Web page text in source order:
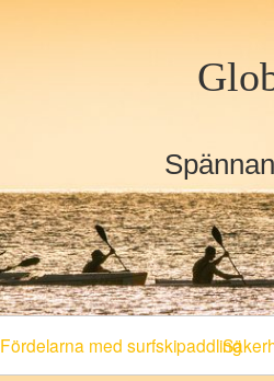
Fördelarna med surfskipaddling